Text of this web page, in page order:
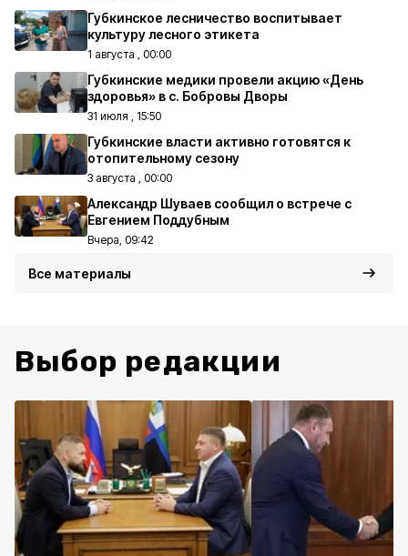
Губкинское лесничество воспитывает
культуру лесного этикета
1 августа , 00:00
Губкинские медики провели акцию «День
здоровья» в с. Бобровы Дворы
31 июля , 15:50
Губкинские власти активно готовятся к
отопительному сезону
3 августа , 00:00
Александр Шуваев сообщил о встрече с
Евгением Поддубным
Вчера, 09:42
Все материалы
Выбор редакции